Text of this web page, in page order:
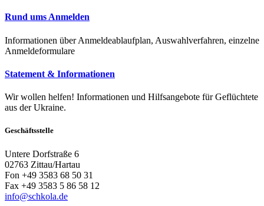
Rund ums Anmelden
Informationen über Anmeldeablaufplan, Auswahlverfahren, einzelne
Anmeldeformulare
Statement & Informationen
Wir wollen helfen! Informationen und Hilfsangebote für Geflüchtete
aus der Ukraine.
Geschäftsstelle
Untere Dorfstraße 6
02763 Zittau/Hartau
Fon +49 3583 68 50 31
Fax +49 3583 5 86 58 12
info@schkola.de